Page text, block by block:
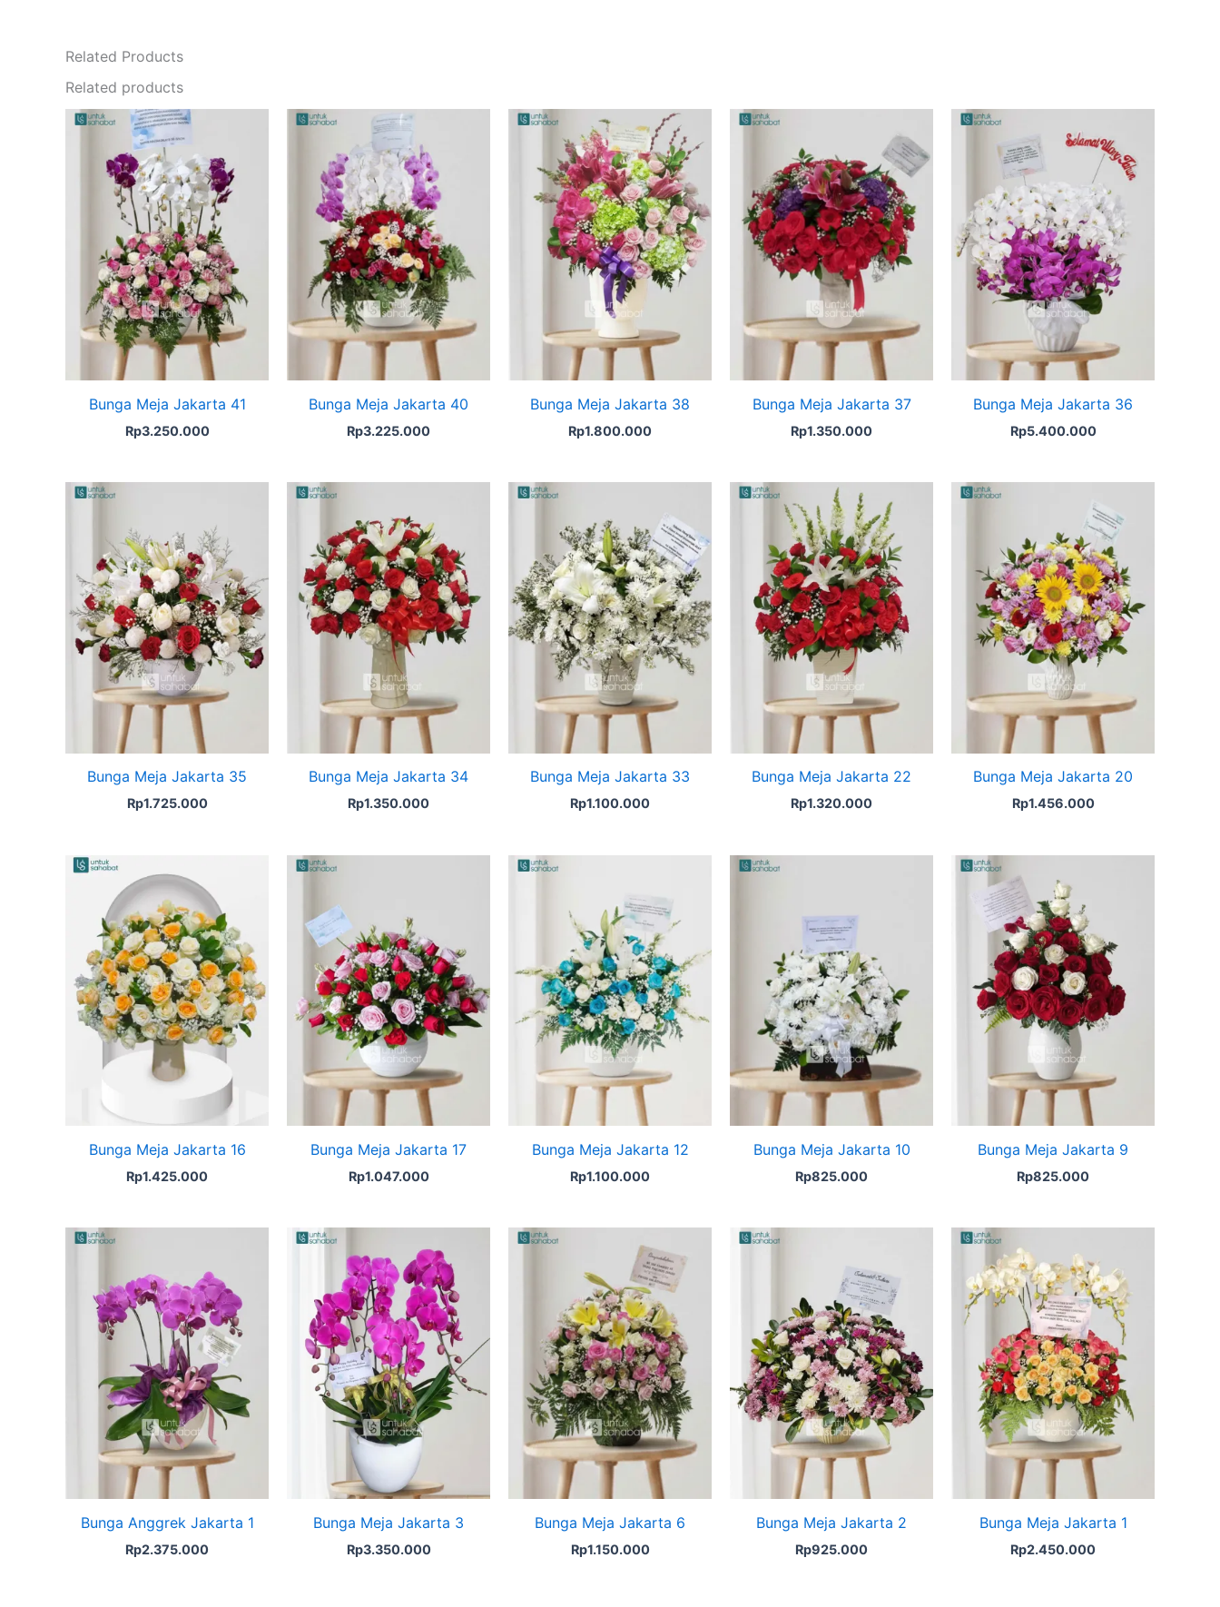
Related Products
Related products
Bunga Meja Jakarta 41
Rp3.250.000
Bunga Meja Jakarta 40
Rp3.225.000
Bunga Meja Jakarta 38
Rp1.800.000
Bunga Meja Jakarta 37
Rp1.350.000
Bunga Meja Jakarta 36
Rp5.400.000
Bunga Meja Jakarta 35
Rp1.725.000
Bunga Meja Jakarta 34
Rp1.350.000
Bunga Meja Jakarta 33
Rp1.100.000
Bunga Meja Jakarta 22
Rp1.320.000
Bunga Meja Jakarta 20
Rp1.456.000
Bunga Meja Jakarta 16
Rp1.425.000
Bunga Meja Jakarta 17
Rp1.047.000
Bunga Meja Jakarta 12
Rp1.100.000
Bunga Meja Jakarta 10
Rp825.000
Bunga Meja Jakarta 9
Rp825.000
Bunga Anggrek Jakarta 1
Rp2.375.000
Bunga Meja Jakarta 3
Rp3.350.000
Bunga Meja Jakarta 6
Rp1.150.000
Bunga Meja Jakarta 2
Rp925.000
Bunga Meja Jakarta 1
Rp2.450.000